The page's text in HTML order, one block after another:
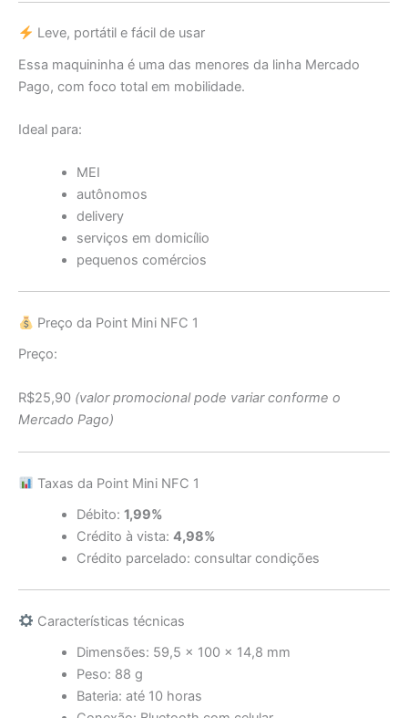
Leve, portátil e fácil de usar
Essa maquininha é uma das menores da linha Mercado
Pago, com foco total em mobilidade.
Ideal para:
MEI
autônomos
delivery
serviços em domicílio
pequenos comércios
Preço da Point Mini NFC 1
Preço:
R$25,90 (valor promocional pode variar conforme o
Mercado Pago)
Taxas da Point Mini NFC 1
Débito: 1,99%
Crédito à vista: 4,98%
Crédito parcelado: consultar condições
Características técnicas
Dimensões: 59,5 x 100 x 14,8 mm
Peso: 88 g
Bateria: até 10 horas